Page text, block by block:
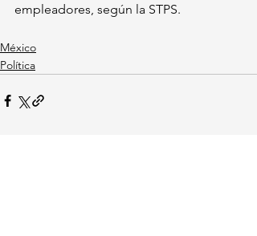
empleadores, según la STPS.
México
Política